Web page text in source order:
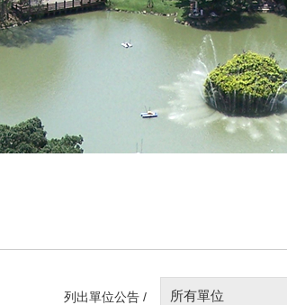
列出單位公告 / 所有單位